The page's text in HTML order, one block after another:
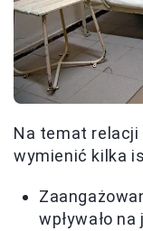
Na temat relacji
wymienić kilka
wpływało